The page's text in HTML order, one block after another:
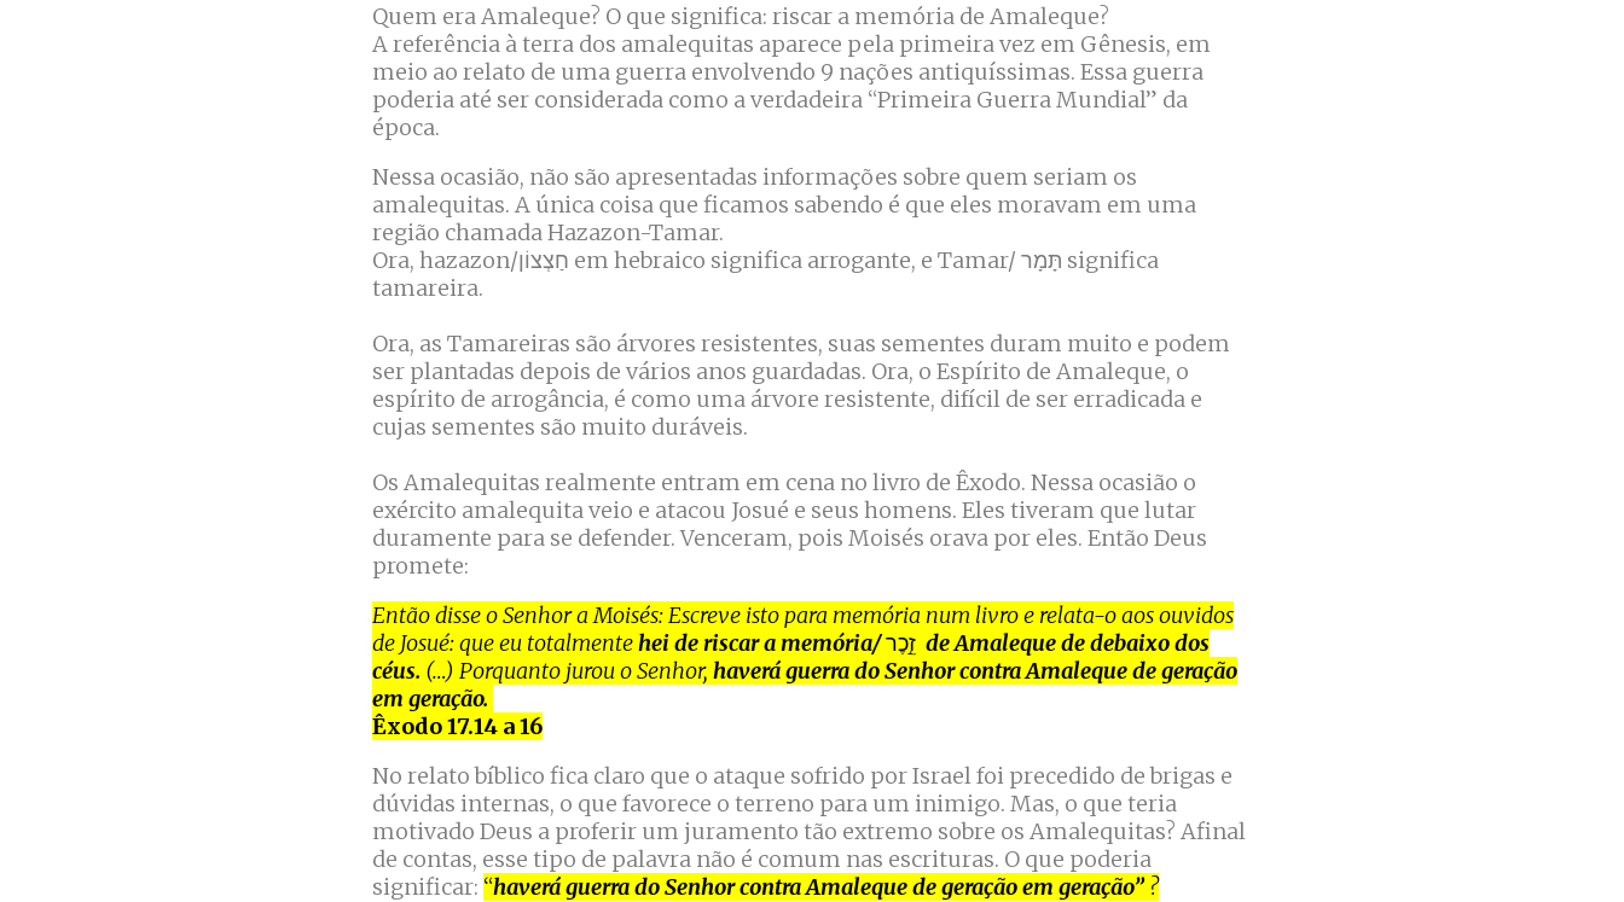
Quem era Amaleque? O que significa: riscar a memória de Amaleque?
A referência à terra dos amalequitas aparece pela primeira vez em Gênesis, em
meio ao relato de uma guerra envolvendo 9 nações antiquíssimas. Essa guerra
poderia até ser considerada como a verdadeira “Primeira Guerra Mundial” da
época.
Nessa ocasião, não são apresentadas informações sobre quem seriam os
amalequitas. A única coisa que ficamos sabendo é que eles moravam em uma
região chamada Hazazon-Tamar.
Ora, hazazon/חַצְצוֹן em hebraico significa arrogante, e Tamar/ תָּמָר significa
tamareira.
Ora, as Tamareiras são árvores resistentes, suas sementes duram muito e podem
ser plantadas depois de vários anos guardadas. Ora, o Espírito de Amaleque, o
espírito de arrogância, é como uma árvore resistente, difícil de ser erradicada e
cujas sementes são muito duráveis.
Os Amalequitas realmente entram em cena no livro de Êxodo. Nessa ocasião o
exército amalequita veio e atacou Josué e seus homens. Eles tiveram que lutar
duramente para se defender. Venceram, pois Moisés orava por eles. Então Deus
promete:
Então disse o Senhor a Moisés: Escreve isto para memória num livro e relata-o aos ouvidos
de Josué: que eu totalmentehei de riscar a memória/זֵ֣כֶר de Amaleque de debaixo dos
céus. (…) Porquanto jurou o Senhor, haverá guerra do Senhor contra Amaleque de geração
em geração.
Êxodo 17.14 a 16
No relato bíblico fica claro que o ataque sofrido por Israel foi precedido de brigas e
dúvidas internas, o que favorece o terreno para um inimigo. Mas, o que teria
motivado Deus a proferir um juramento tão extremo sobre os Amalequitas? Afinal
de contas, esse tipo de palavra não é comum nas escrituras. O que poderia
significar: “haverá guerra do Senhor contra Amaleque de geração em geração” ?